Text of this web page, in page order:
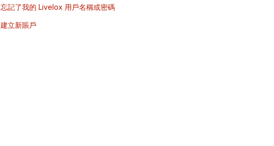
忘記了我的 Livelox 用戶名稱或密碼
建立新賬戶